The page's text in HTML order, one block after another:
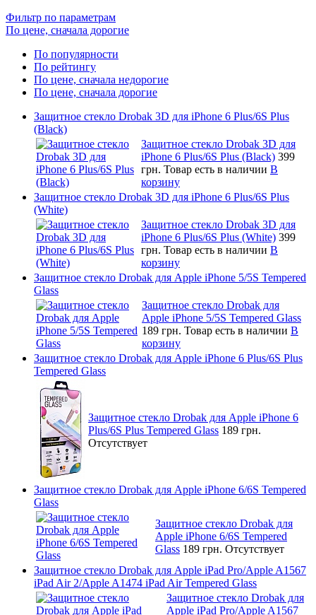
Фильтр по параметрам
По цене, сначала дорогие
По популярности
По рейтингу
По цене, сначала недорогие
По цене, сначала дорогие
Защитное стекло Drobak 3D для iPhone 6 Plus/6S Plus
(Black)
Защитное стекло Drobak 3D для
iPhone 6 Plus/6S Plus (Black) 399
грн. Товар есть в наличии В
корзину
Защитное стекло Drobak 3D для iPhone 6 Plus/6S Plus
(White)
Защитное стекло Drobak 3D для
iPhone 6 Plus/6S Plus (White) 399
грн. Товар есть в наличии В
корзину
Защитное стекло Drobak для Apple iPhone 5/5S Tempered
Glass
Защитное стекло Drobak для
Apple iPhone 5/5S Tempered Glass
189 грн. Товар есть в наличии В
корзину
Защитное стекло Drobak для Apple iPhone 6 Plus/6S Plus
Tempered Glass
Защитное стекло Drobak для Apple iPhone 6
Plus/6S Plus Tempered Glass 189 грн.
Отсутствует
Защитное стекло Drobak для Apple iPhone 6/6S Tempered
Glass
Защитное стекло Drobak для
Apple iPhone 6/6S Tempered
Glass 189 грн. Отсутствует
Защитное стекло Drobak для Apple iPad Pro/Apple A1567
iPad Air 2/Apple A1474 iPad Air Tempered Glass
Защитное стекло Drobak для
Apple iPad Pro/Apple A1567